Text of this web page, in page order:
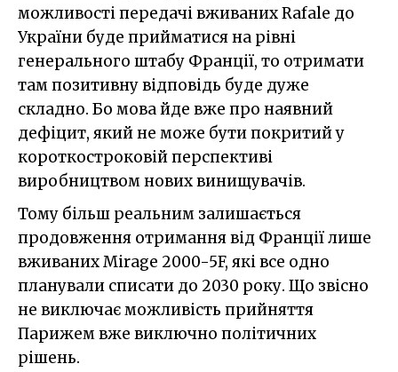
можливості передачі вживаних Rafale до
України буде прийматися на рівні
генерального штабу Франції, то отримати
там позитивну відповідь буде дуже
складно. Бо мова йде вже про наявний
дефіцит, який не може бути покритий у
короткостроковій перспективі
виробництвом нових винищувачів.
Тому більш реальним залишається
продовження отримання від Франції лише
вживаних Mirage 2000-5F, які все одно
планували списати до 2030 року. Що звісно
не виключає можливість прийняття
Парижем вже виключно політичних
рішень.